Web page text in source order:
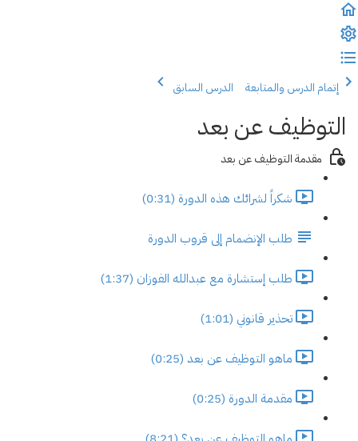
إتمام الدرس والمتابعة الدرس السابق
التوظيف عن بعد
مقدمة التوظيف عن بعد
شكراً لشرائك هذه الدورة (0:31)
طلب الإنضمام إلى قروب الدورة
طلب إستشارة مع عبدالله الفوزان (1:37)
تحذير قانوني (1:01)
ماهو التوظيف عن بعد (0:25)
مقدمة الدورة (0:25)